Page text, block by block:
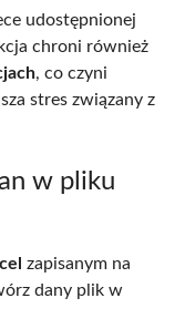
udostępnionej
chroni również
, co czyni
stres związany z
w pliku
zapisanym na
dany plik w